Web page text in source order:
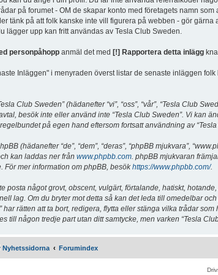
på forumet - OM de skapar konto med företagets namn
tänk på att folk kanske inte vill figurera på webben - gör
lägger upp kan fritt användas av Tesla Club Sweden.
personpåhopp anmäl det med [!] Rapportera detta inlägg
Inläggen" i menyraden överst listar de senaste inläggen folk
Club Sweden” (hädanefter “vi”, “oss”, “vår”, “Tesla Club
besök inte eller använd inte “Tesla Club Sweden”. Vi kan
på egen hand eftersom fortsatt användning av
(hädanefter “de”, “dem”, “deras”, “phpBB mjukvara”,
kan laddas ner från www.phpbb.com. phpBB mjukvaran
För mer information om phpBB, besökhttps://www.phpbb.com/.
posta något grovt, obscent, vulgärt, förtalande, hatiskt,
lag. Om du bryter mot detta så kan det leda till omedelbar
har rätten att ta bort, redigera, flytta eller stänga vilka trådar
till någon tredje part utan ditt samtycke, men varken “Tesla
Nyhetssidorna Forumindex